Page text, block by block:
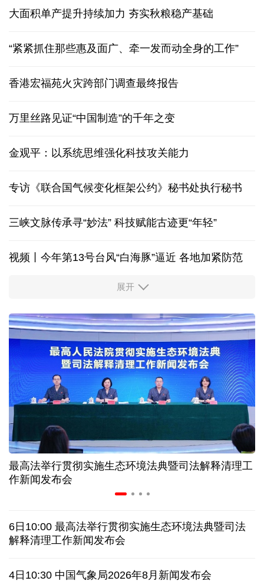
大面积单产提升持续加力 夯实秋粮稳产基础
“紧紧抓住那些惠及面广、牵一发而动全身的工作”
香港宏福苑火灾跨部门调查最终报告
万里丝路见证“中国制造”的千年之变
金观平：以系统思维强化科技攻关能力
专访《联合国气候变化框架公约》秘书处执行秘书
三峡文脉传承寻“妙法” 科技赋能古迹更“年轻”
视频丨今年第13号台风“白海豚”逼近 各地加紧防范
柔性制造，高效匹配差异化需求
高温下用电负荷创新高 解码今夏的清凉底气
活力中国调研行丨弯道超车 如何“皖”美提速
年中经济观察 服务实体经济 财政金融打出"组合拳"
7月份中国仓储指数保持扩张 行业运行韧性较强
小球赛撬动大消费 体育赛事激活城市发展新动能
俄黑客称获取北约直接参与袭击俄领土证据
全球媒体聚焦︱外媒：美国劳动力市场正在走弱
展开
最高法举行贯彻实施生态环境法典暨司法解释清理工
作新闻发布会
6日10:00 最高法举行贯彻实施生态环境法典暨司法
解释清理工作新闻发布会
4日10:30 中国气象局2026年8月新闻发布会